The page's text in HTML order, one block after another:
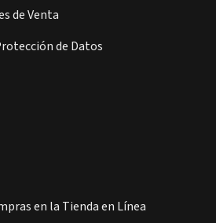
de Venta
de Datos
en la Tienda en Línea